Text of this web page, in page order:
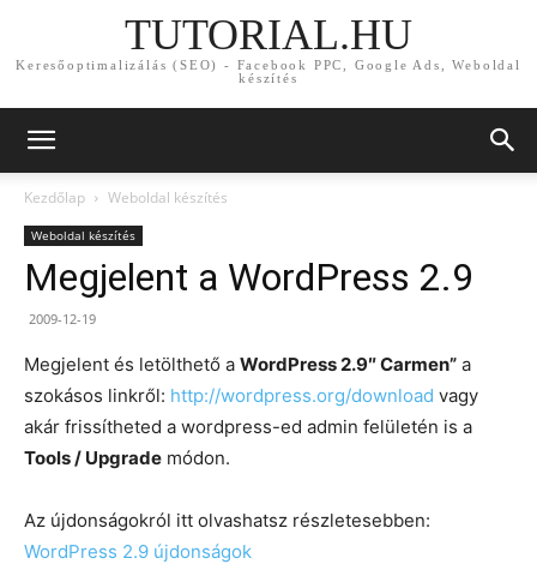
TUTORIAL.HU
Keresőoptimalizálás (SEO) - Facebook PPC, Google Ads, Weboldal
készítés
Kezdőlap Weboldal készítés
Weboldal készítés
Megjelent a WordPress 2.9
2009-12-19
Megjelent és letölthető a WordPress 2.9″ Carmen” a
szokásos linkről: http://wordpress.org/download vagy
akár frissítheted a wordpress-ed admin felületén is a
Tools / Upgrade módon.
Az újdonságokról itt olvashatsz részletesebben:
WordPress 2.9 újdonságok